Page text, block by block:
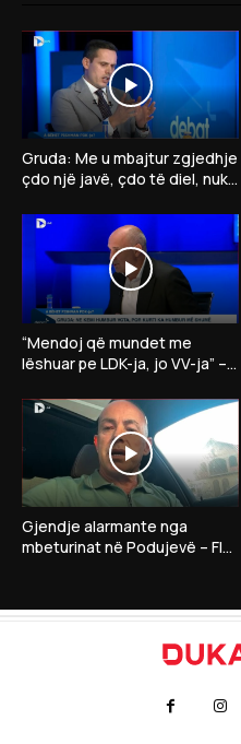
Gruda: Me u mbajtur zgjedhje
çdo një javë, çdo të diel, nuk
së
“Mendoj që mundet me
lëshuar pe LDK-ja, jo VV-ja” –
insiston në president…”
Gjendje alarmante nga
mbeturinat në Podujevë – Flet